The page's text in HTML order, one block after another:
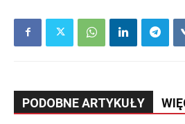
PODOBNE ARTYKUŁY